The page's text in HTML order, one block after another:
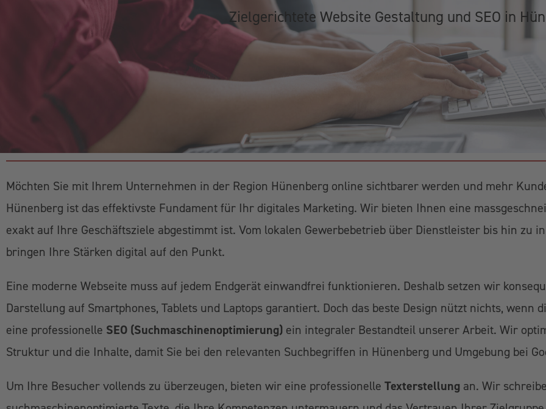
Zielgerichtete Website Gestaltung und SEO in
Möchten Sie mit Ihrem Unternehmen in der Region Hünenberg online sichtbarer werden und mehr
Hünenberg ist das effektivste Fundament für Ihr digitales Marketing. Wir bieten Ihnen eine
exakt auf Ihre Geschäftsziele abgestimmt ist. Vom lokalen Gewerbebetrieb über Dienstleister bis hin zu
bringen Ihre Stärken digital auf den Punkt.
Eine moderne Webseite muss auf jedem Endgerät einwandfrei funktionieren. Deshalb setzen wir
Darstellung auf Smartphones, Tablets und Laptops garantiert. Doch das beste Design nützt nichts, wenn
eine professionelle SEO (Suchmaschinenoptimierung) ein integraler Bestandteil unserer Arbeit. Wir
Struktur und die Inhalte, damit Sie bei den relevanten Suchbegriffen in Hünenberg und Umgebung bei
Um Ihre Besucher vollends zu überzeugen, bieten wir eine professionelle Texterstellung an. Wir